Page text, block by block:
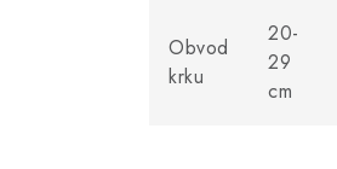
Obvod
krku
20-
29
cm